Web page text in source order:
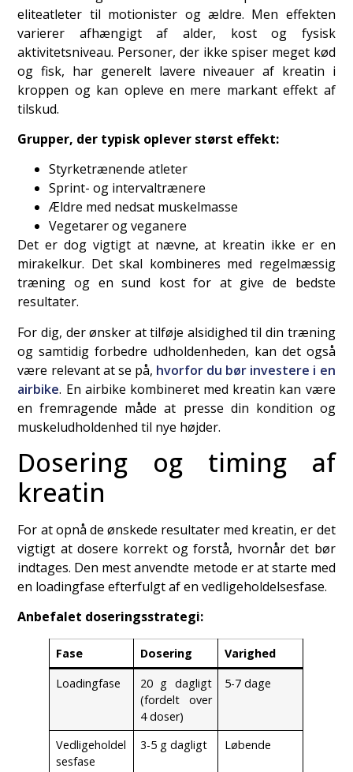
eliteatleter til motionister og ældre. Men effekten
varierer afhængigt af alder, kost og fysisk
aktivitetsniveau. Personer, der ikke spiser meget kød
og fisk, har generelt lavere niveauer af kreatin i
kroppen og kan opleve en mere markant effekt af
tilskud.
Grupper, der typisk oplever størst effekt:
Styrketrænende atleter
Sprint- og intervaltrænere
Ældre med nedsat muskelmasse
Vegetarer og veganere
Det er dog vigtigt at nævne, at kreatin ikke er en
mirakelkur. Det skal kombineres med regelmæssig
træning og en sund kost for at give de bedste
resultater.
For dig, der ønsker at tilføje alsidighed til din træning
og samtidig forbedre udholdenheden, kan det også
være relevant at se på, hvorfor du bør investere i en
airbike. En airbike kombineret med kreatin kan være
en fremragende måde at presse din kondition og
muskeludholdenhed til nye højder.
Dosering og timing af
kreatin
For at opnå de ønskede resultater med kreatin, er det
vigtigt at dosere korrekt og forstå, hvornår det bør
indtages. Den mest anvendte metode er at starte med
en loadingfase efterfulgt af en vedligeholdelsesfase.
Anbefalet doseringsstrategi:
Fase Dosering
Varighed
Loadingfase
20 g dagligt
(fordelt over
4 doser)
5-7 dage
Vedligeholdel
sesfase
3-5 g dagligt Løbende